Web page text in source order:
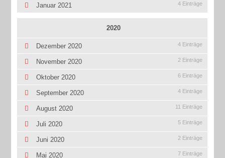
Januar 2021 4 Einträge
2020
Dezember 2020 4 Einträge
November 2020 2 Einträge
Oktober 2020 6 Einträge
September 2020 4 Einträge
August 2020 11 Einträge
Juli 2020 5 Einträge
Juni 2020 2 Einträge
Mai 2020 7 Einträge